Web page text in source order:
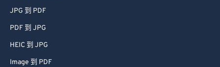
JPG 到 PDF
PDF 到 JPG
HEIC 到 JPG
Image 到 PDF